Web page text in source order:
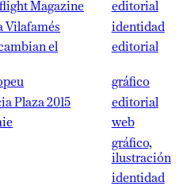
Magazine
editorial
Vilafamés
identidad
el
editorial
gráfico
Plaza 2015
editorial
web
gráfico,
ilustración
identidad